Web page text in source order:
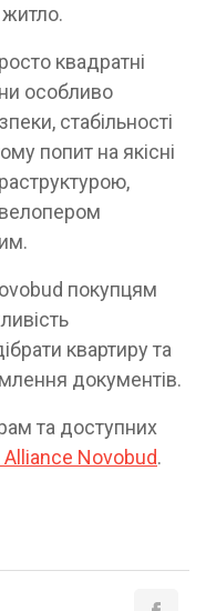
квадратні
особливо
стабільності
попит на якісні
покупцям
квартиру та
документів.
та доступних
Alliance Novobud.